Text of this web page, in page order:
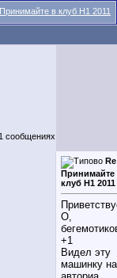
Принимайте в клуб H1 2011
сообщениях
Принимайте
клуб H1 2011
О,
+1
Видел эту
машинку на